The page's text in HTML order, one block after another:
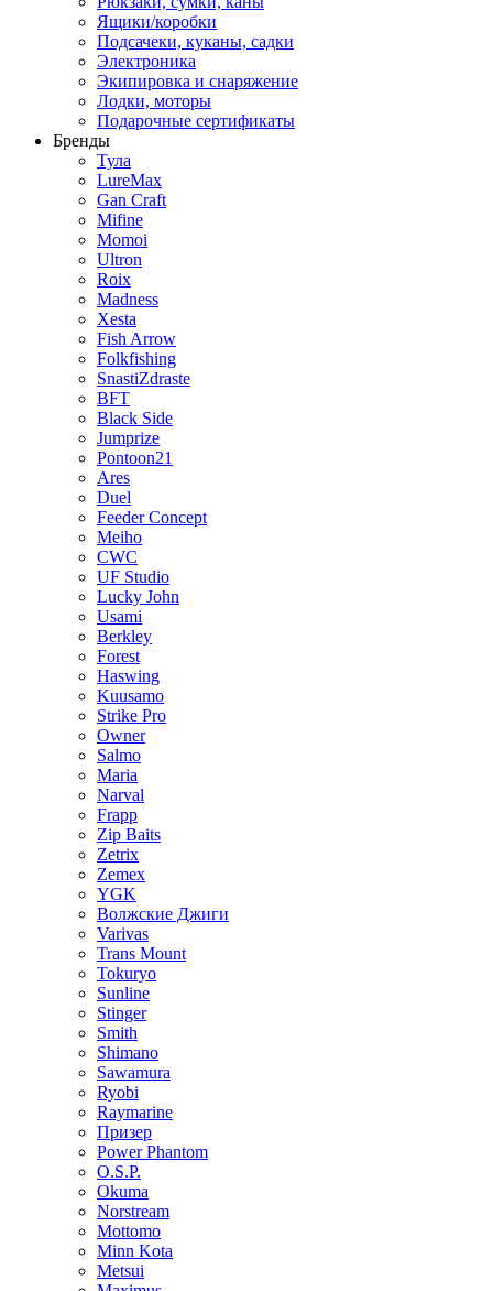
Ящики/коробки
Подсачеки, куканы, садки
Электроника
Экипировка и снаряжение
Лодки, моторы
Подарочные сертификаты
Бренды
Тула
LureMax
Gan Craft
Mifine
Momoi
Ultron
Roix
Madness
Xesta
Fish Arrow
Folkfishing
SnastiZdraste
BFT
Black Side
Jumprize
Pontoon21
Ares
Duel
Feeder Concept
Meiho
CWC
UF Studio
Lucky John
Usami
Berkley
Forest
Haswing
Kuusamo
Strike Pro
Owner
Salmo
Maria
Narval
Frapp
Zip Baits
Zetrix
Zemex
YGK
Волжские Джиги
Varivas
Trans Mount
Tokuryo
Sunline
Stinger
Smith
Shimano
Sawamura
Ryobi
Raymarine
Призер
Power Phantom
O.S.P.
Okuma
Norstream
Mottomo
Minn Kota
Metsui